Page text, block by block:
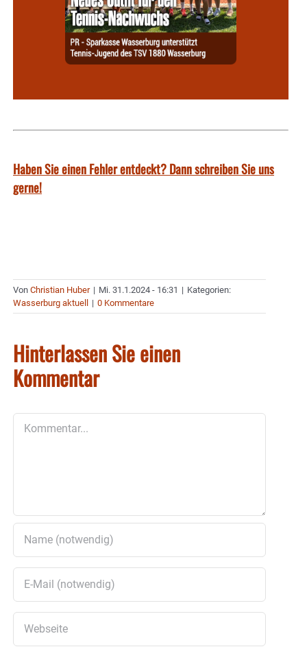
Haben Sie einen Fehler entdeckt? Dann schreiben Sie uns
gerne!
Von Christian Huber | Mi. 31.1.2024 - 16:31 | Kategorien:
Wasserburg aktuell | 0 Kommentare
Hinterlassen Sie einen
Kommentar